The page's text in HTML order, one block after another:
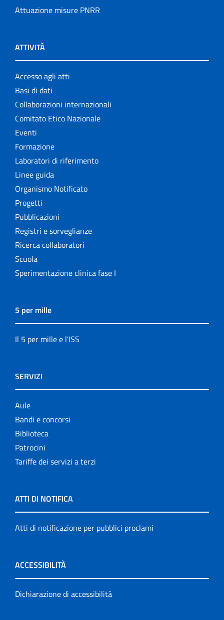
Attuazione misure PNRR
ATTIVITÀ
Accesso agli atti
Basi di dati
Collaborazioni internazionali
Comitato Etico Nazionale
Eventi
Formazione
Laboratori di riferimento
Linee guida
Organismo Notificato
Progetti
Pubblicazioni
Registri e sorveglianze
Ricerca collaboratori
Scuola
Sperimentazione clinica fase I
5 per mille
Il 5 per mille e l'ISS
SERVIZI
Aule
Bandi e concorsi
Biblioteca
Patrocini
Tariffe dei servizi a terzi
ATTI DI NOTIFICA
Atti di notificazione per pubblici proclami
ACCESSIBILITÀ
Dichiarazione di accessibilità